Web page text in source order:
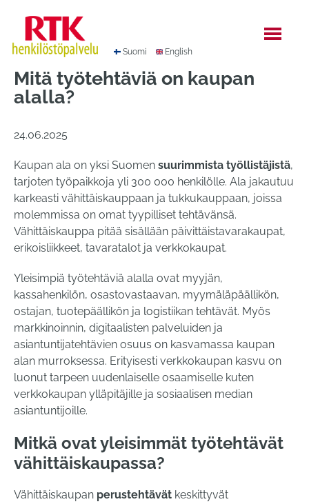
sisältöön
Suomi English
Mitä työtehtäviä on kaupan
alalla?
24.06.2025
Kaupan ala on yksi Suomen suurimmista työllistäjistä,
tarjoten työpaikkoja yli 300 000 henkilölle. Ala jakautuu
karkeasti vähittäiskauppaan ja tukkukauppaan, joissa
molemmissa on omat tyypilliset tehtävänsä.
Vähittäiskauppa pitää sisällään päivittäistavarakaupat,
erikoisliikkeet, tavaratalot ja verkkokaupat.
Yleisimpiä työtehtäviä alalla ovat myyjän,
kassahenkilön, osastovastaavan, myymäläpäällikön,
ostajan, tuotepäällikön ja logistiikan tehtävät. Myös
markkinoinnin, digitaalisten palveluiden ja
asiantuntijatehtävien osuus on kasvamassa kaupan
alan murroksessa. Erityisesti verkkokaupan kasvu on
luonut tarpeen uudenlaiselle osaamiselle kuten
verkkokaupan ylläpitäjille ja sosiaalisen median
asiantuntijoille.
Mitkä ovat yleisimmät työtehtävät
vähittäiskaupassa?
Vähittäiskaupan perustehtävät keskittyvät